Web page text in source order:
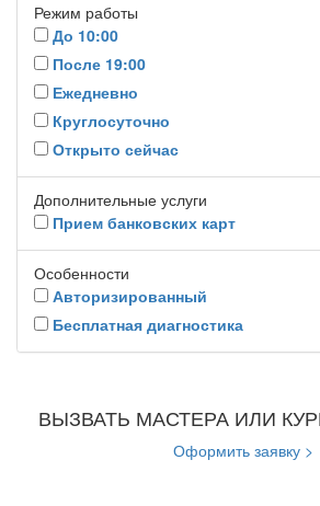
Режим работы
До 10:00
После 19:00
Ежедневно
Круглосуточно
Открыто сейчас
Дополнительные услуги
Прием банковских карт
Особенности
Авторизированный
Бесплатная диагностика
ВЫЗВАТЬ МАСТЕРА ИЛИ
Оформить заявку >